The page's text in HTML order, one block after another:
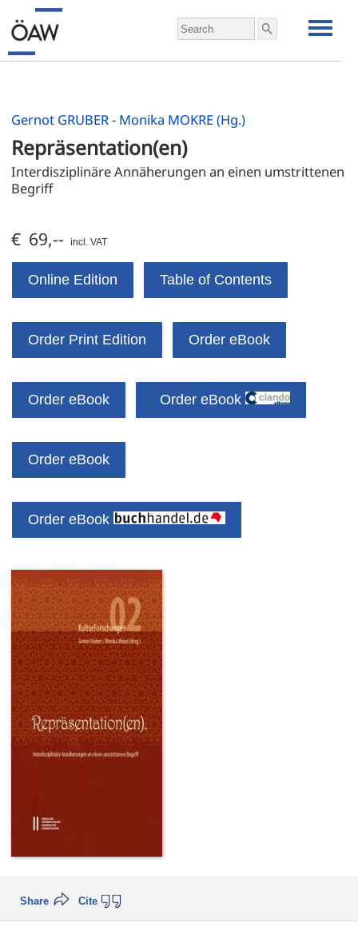
Gernot GRUBER - Monika MOKRE (Hg.)
Repräsentation(en)
Interdisziplinäre Annäherungen an einen umstrittenen
Begriff
€ 69,-- incl. VAT
Online Edition Table of Contents
Order Print Edition Order eBook
Order eBook Order eBook
Order eBook
Order eBook
Cite
Share